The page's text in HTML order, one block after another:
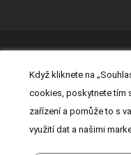
Právní prohlášení|
Kontakt|Zásady
Když kliknete na
cookies, poskytnete tím
zařízení a pomůže to s
využití dat a našimi